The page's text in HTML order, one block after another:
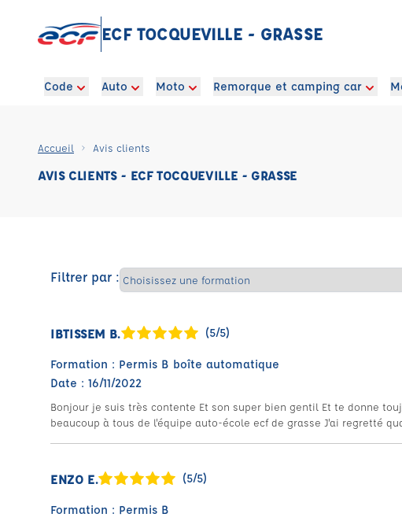
ECF TOCQUEVILLE - GRASSE
Code Auto Moto Remorque et camping car
Accueil Avis clients
AVIS CLIENTS - ECF TOCQUEVILLE - GRASSE
Filtrer par :
IBTISSEM B. (5/5)
Formation : Permis B boîte automatique
Date : 16/11/2022
Bonjour je suis très contente Et son super bien gentil Et te donne
beaucoup à tous de l'équipe auto-école ecf de grasse J'ai regretté
ENZO E. (5/5)
Formation : Permis B